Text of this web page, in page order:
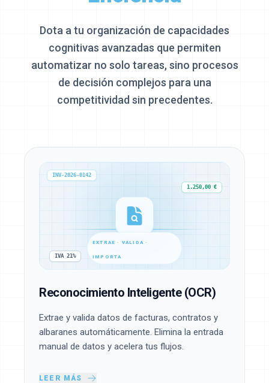
Dota a tu organización de capacidades
cognitivas avanzadas que permiten
automatizar no solo tareas, sino procesos
de decisión complejos para una
competitividad sin precedentes.
INV-2026-0142
1.250,00 €
IVA 21%
EXTRAE · VALIDA ·
IMPORTA
Reconocimiento Inteligente (OCR)
Extrae y valida datos de facturas, contratos y
albaranes automáticamente. Elimina la entrada
manual de datos y acelera tus flujos.
LEER MÁS